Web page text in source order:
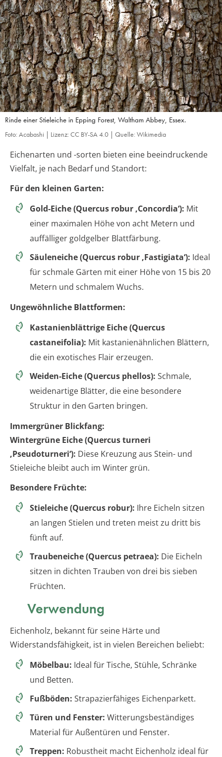
Rinde einer Stieleiche in Epping Forest, Waltham Abbey, Essex.
Foto: Acabashi | Lizenz: CC BY-SA 4.0 | Quelle: Wikimedia
Eichenarten und -sorten bieten eine beeindruckende
Vielfalt, je nach Bedarf und Standort:
Für den kleinen Garten:
Gold-Eiche (Quercus robur ‚Concordia‘): Mit
einer maximalen Höhe von acht Metern und
auffälliger goldgelber Blattfärbung.
Säuleneiche (Quercus robur ‚Fastigiata‘): Ideal
für schmale Gärten mit einer Höhe von 15 bis 20
Metern und schmalem Wuchs.
Ungewöhnliche Blattformen:
Kastanienblättrige Eiche (Quercus
castaneifolia): Mit kastanienähnlichen Blättern,
die ein exotisches Flair erzeugen.
Weiden-Eiche (Quercus phellos): Schmale,
weidenartige Blätter, die eine besondere
Struktur in den Garten bringen.
Immergrüner Blickfang:
Wintergrüne Eiche (Quercus turneri
‚Pseudoturneri‘): Diese Kreuzung aus Stein- und
Stieleiche bleibt auch im Winter grün.
Besondere Früchte:
Stieleiche (Quercus robur): Ihre Eicheln sitzen
an langen Stielen und treten meist zu dritt bis
fünft auf.
Traubeneiche (Quercus petraea): Die Eicheln
sitzen in dichten Trauben von drei bis sieben
Früchten.
Verwendung
Eichenholz, bekannt für seine Härte und
Widerstandsfähigkeit, ist in vielen Bereichen beliebt:
Möbelbau: Ideal für Tische, Stühle, Schränke
und Betten.
Fußböden: Strapazierfähiges Eichenparkett.
Türen und Fenster: Witterungsbeständiges
Material für Außentüren und Fenster.
Treppen: Robustheit macht Eichenholz ideal für